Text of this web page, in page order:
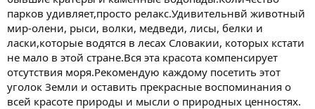
парков удивляет,просто релакс.Удивительнвй животный
мир-олени, рыси, волки, медведи, лисы, белки и
ласки,которые водятся в лесах Словакии, которых кстати
не мало в этой стране.Вся эта красота компенсирует
отсутствия моря.Рекомендую каждому посетить этот
уголок Земли и оставить прекрасные воспоминания о
всей красоте природы и мысли о природных ценностях.